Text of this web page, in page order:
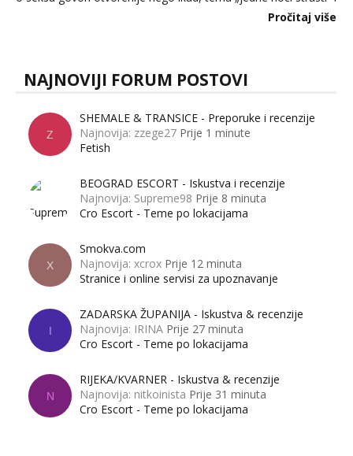
dalje izaziva burne rasprave. Što zapravo misle žene, a što
Pročitaj više
NAJNOVIJI FORUM POSTOVI
Z
SHEMALE & TRANSICE - Preporuke i recenzije
Najnovija: zzege27 Prije 1 minute
Fetish
BEOGRAD ESCORT - Iskustva i recenzije
Najnovija: Supreme98 Prije 8 minuta
Cro Escort - Teme po lokacijama
X
Smokva.com
Najnovija: xcrox Prije 12 minuta
Stranice i online servisi za upoznavanje
I
ZADARSKA ŽUPANIJA - Iskustva & recenzije
Najnovija: IRINA Prije 27 minuta
Cro Escort - Teme po lokacijama
N
RIJEKA/KVARNER - Iskustva & recenzije
Najnovija: nitkoinista Prije 31 minuta
Cro Escort - Teme po lokacijama